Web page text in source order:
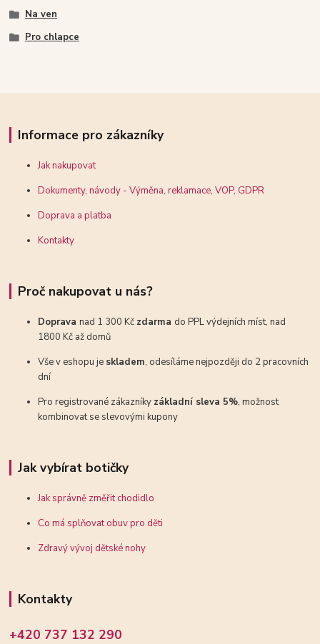
Na ven
Pro chlapce
Informace pro zákazníky
Jak nakupovat
Dokumenty, návody - Výměna, reklamace, VOP, GDPR
Doprava a platba
Kontakty
Proč nakupovat u nás?
Dopravanad 1 300 Kč zdarma do PPL výdejních míst, nad
1800 Kč až domů
Vše v eshopu je skladem, odesíláme nejpozději do 2 pracovních
dní
Pro registrované zákazníky základní sleva 5%, možnost
kombinovat se slevovými kupony
Jak vybírat botičky
Jak správně změřit chodidlo
Co má splňovat obuv pro děti
Zdravý vývoj dětské nohy
Kontakty
+420 737 132 290